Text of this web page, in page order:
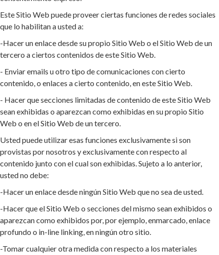
Este Sitio Web puede proveer ciertas funciones de redes sociales
que lo habilitan a usted a:
-Hacer un enlace desde su propio Sitio Web o el Sitio Web de un
tercero a ciertos contenidos de este Sitio Web.
- Enviar emails u otro tipo de comunicaciones con cierto
contenido, o enlaces a cierto contenido, en este Sitio Web.
- Hacer que secciones limitadas de contenido de este Sitio Web
sean exhibidas o aparezcan como exhibidas en su propio Sitio
Web o en el Sitio Web de un tercero.
Usted puede utilizar esas funciones exclusivamente si son
provistas por nosotros y exclusivamente con respecto al
contenido junto con el cual son exhibidas. Sujeto a lo anterior,
usted no debe:
-Hacer un enlace desde ningún Sitio Web que no sea de usted.
-Hacer que el Sitio Web o secciones del mismo sean exhibidos o
aparezcan como exhibidos por, por ejemplo, enmarcado, enlace
profundo o in-line linking, en ningún otro sitio.
-Tomar cualquier otra medida con respecto a los materiales